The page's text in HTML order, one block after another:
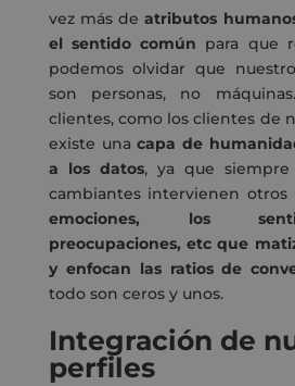
vez más deatributos
el sentido común para que
podemos olvidar que
son personas, no
clientes, como los clientes de
existe unacapa de
a los datos, ya que
cambiantes intervienen otros
emociones, los
preocupaciones, etc que
y enfocan las ratios de
todo son ceros y unos.
Integración de
perfiles